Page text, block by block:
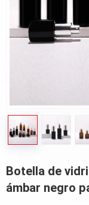
Botella de
ámbar negro